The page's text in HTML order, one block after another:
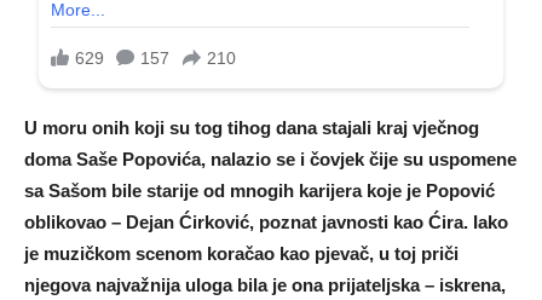
U moru onih koji su tog tihog dana stajali kraj vječnog
doma Saše Popovića, nalazio se i čovjek čije su uspomene
sa Sašom bile starije od mnogih karijera koje je Popović
oblikovao – Dejan Ćirković, poznat javnosti kao Ćira. Iako
je muzičkom scenom koračao kao pjevač, u toj priči
njegova najvažnija uloga bila je ona prijateljska – iskrena,